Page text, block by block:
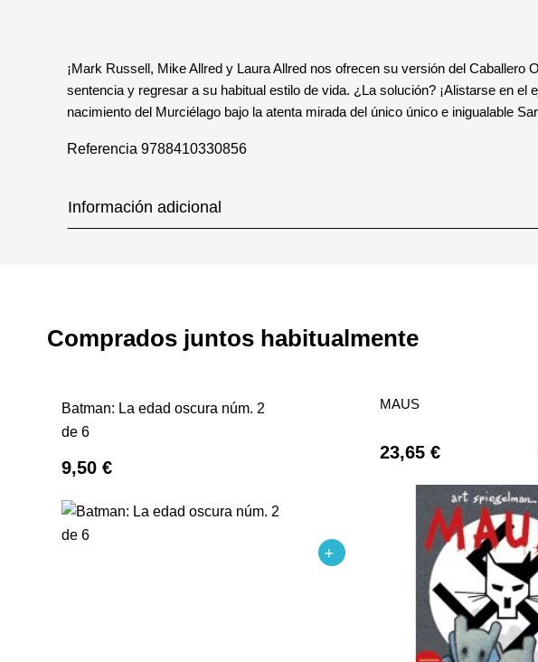
¡Mark Russell, Mike Allred y Laura Allred nos ofrecen su versión del
sentencia y regresar a su habitual estilo de vida. ¿La solución? ¡Alistarse en
nacimiento del Murciélago bajo la atenta mirada del único único e inigualable
Referencia 9788410330856
Información adicional
Comprados juntos habitualmente
Batman: La edad oscura núm. 2
de 6
9,50 €
MAUS
23,65 €